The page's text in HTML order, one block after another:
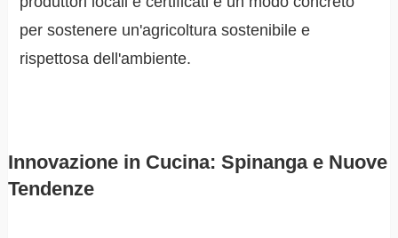
per sostenere un'agricoltura sostenibile e
rispettosa dell'ambiente.
Innovazione in Cucina: Spinanga e Nuove
Tendenze